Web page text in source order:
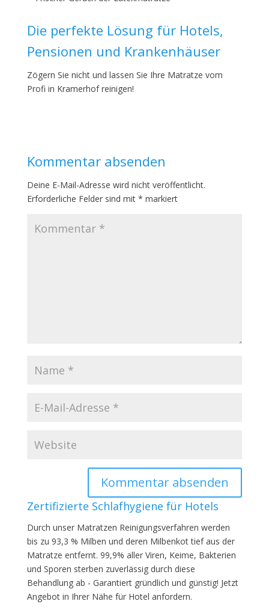
Die perfekte Lösung für Hotels,
Pensionen und Krankenhäuser
Zögern Sie nicht und lassen Sie Ihre Matratze vom
Profi in Kramerhof reinigen!
Kommentar absenden
Deine E-Mail-Adresse wird nicht veröffentlicht.
Erforderliche Felder sind mit * markiert
Zertifizierte Schlafhygiene für Hotels
Durch unser Matratzen Reinigungsverfahren werden
bis zu 93,3 % Milben und deren Milbenkot tief aus der
Matratze entfernt. 99,9% aller Viren, Keime, Bakterien
und Sporen sterben zuverlässig durch diese
Behandlung ab - Garantiert gründlich und günstig! Jetzt
Angebot in Ihrer Nähe für Hotel anfordern.